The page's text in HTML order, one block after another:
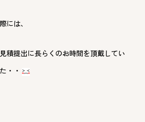
には、
積提出に長らくのお時間を頂戴してい
・・